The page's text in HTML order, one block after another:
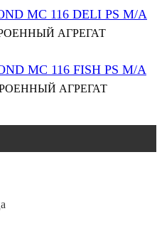
MC 116 DELI PS M/A
АГРЕГАТ
MC 116 FISH PS M/A
АГРЕГАТ